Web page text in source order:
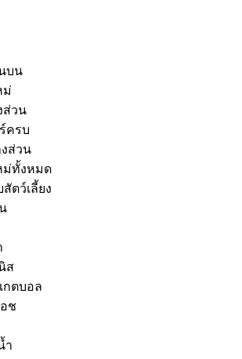
บน
ม่
ส่วน
ครบ
ส่วน
ม่ทั้งหมด
ตว์เลี้ยง
ส
กตบอล
ช
ำ